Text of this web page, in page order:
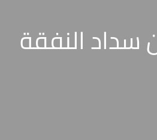
سداد النفقة